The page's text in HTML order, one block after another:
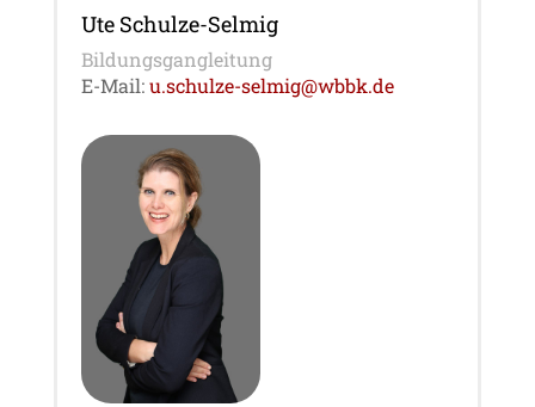
Ute Schulze-Selmig
Bildungsgangleitung
E-Mail:u.schulze-selmig@wbbk.de